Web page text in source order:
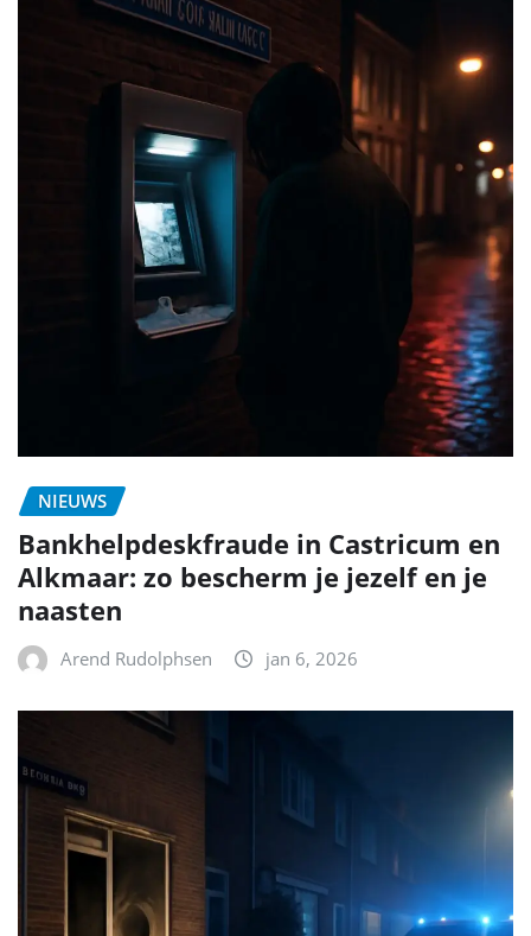
NIEUWS
Bankhelpdeskfraude in Castricum en
Alkmaar: zo bescherm je jezelf en je
naasten
Arend Rudolphsen jan 6, 2026